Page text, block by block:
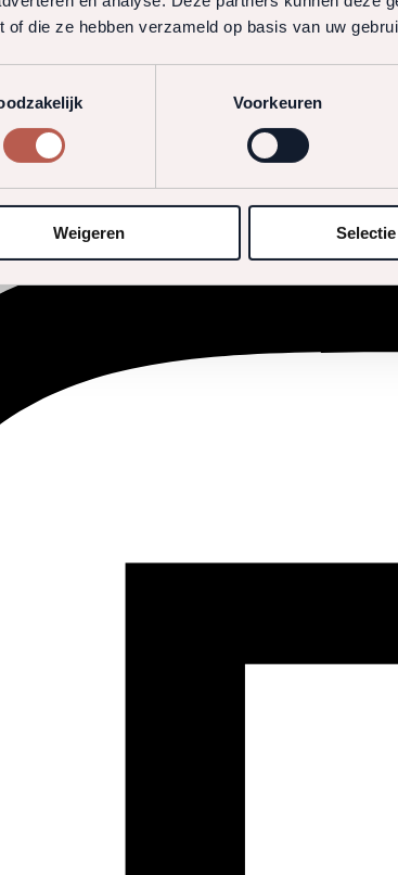
of die ze hebben verzameld op basis van uw
Voorkeuren
Weigeren
beschikt niet over en is niet aangesloten bij een
& Belastingadviseurs geen derdengelden in ontvangst